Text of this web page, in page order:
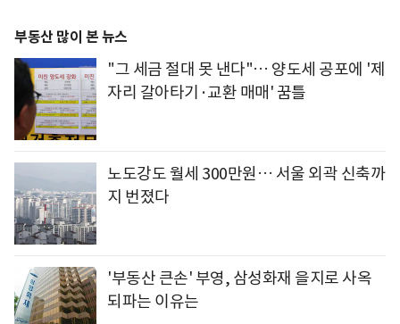
부동산 많이 본 뉴스
"그 세금 절대 못 낸다"… 양도세 공포에 '제
자리 갈아타기·교환 매매' 꿈틀
노도강도 월세 300만원… 서울 외곽 신축까
지 번졌다
'부동산 큰손' 부영, 삼성화재 을지로 사옥
되파는 이유는